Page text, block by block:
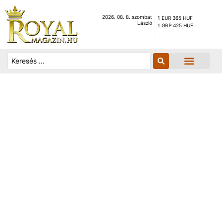
2026. 08. 8. szombat
László
1 EUR 365 HUF
1 GBP 425 HUF